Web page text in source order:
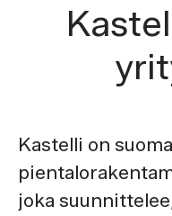
Kastelli on
joka